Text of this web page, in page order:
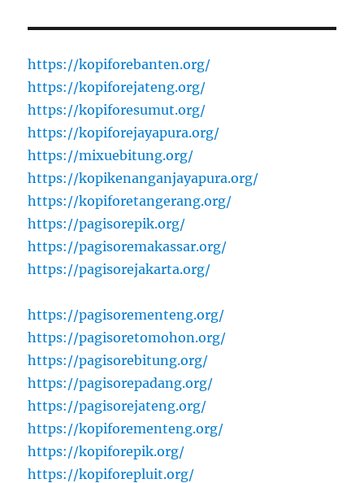
https://kopiforebanten.org/
https://kopiforejateng.org/
https://kopiforesumut.org/
https://kopiforejayapura.org/
https://mixuebitung.org/
https://kopikenanganjayapura.org/
https://kopiforetangerang.org/
https://pagisorepik.org/
https://pagisoremakassar.org/
https://pagisorejakarta.org/
https://pagisorementeng.org/
https://pagisoretomohon.org/
https://pagisorebitung.org/
https://pagisorepadang.org/
https://pagisorejateng.org/
https://kopiforementeng.org/
https://kopiforepik.org/
https://kopiforepluit.org/